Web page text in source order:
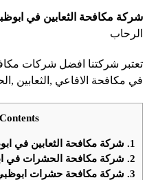
شركة مكافحة الثعابين في
الرحاب
في مكافحة الافاعي ,الثعابين
Contents
1. شركة مكافحة الثعابين في
2. شركة مكافحة الحشرات في
3. شركة مكافحة حشرات